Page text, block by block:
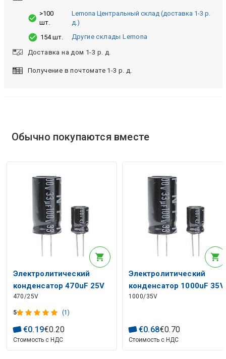
>100
шт.
Lemona Центральный склад (доставка 1-3 р.
д.)
154 шт.
Другие склады Lemona
Доставка на дом 1-3 р. д.
Получение в почтомате 1-3 р. д.
Обычно покупаются вместе
Электролитический
конденсатор 470uF 25V
105° 10X16mm RoHS
470/25V
5 (1)
€0.19€0.20
Стоимость с НДС
Электролитический
конденсатор 1000uF 35V
105° 12.5x20mm RoHS
1000/35V
€0.68€0.70
Стоимость с НДС